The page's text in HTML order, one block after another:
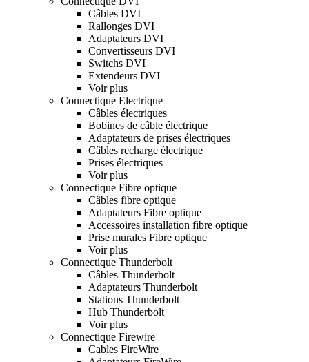
Câbles DVI
Rallonges DVI
Adaptateurs DVI
Convertisseurs DVI
Switchs DVI
Extendeurs DVI
Voir plus
Connectique Electrique
Câbles électriques
Bobines de câble électrique
Adaptateurs de prises électriques
Câbles recharge électrique
Prises électriques
Voir plus
Connectique Fibre optique
Câbles fibre optique
Adaptateurs Fibre optique
Accessoires installation fibre optique
Prise murales Fibre optique
Voir plus
Connectique Thunderbolt
Câbles Thunderbolt
Adaptateurs Thunderbolt
Stations Thunderbolt
Hub Thunderbolt
Voir plus
Connectique Firewire
Cables FireWire